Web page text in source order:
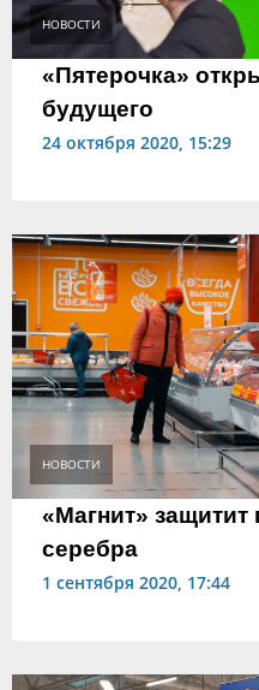
НОВОСТИ
«Пятерочка»
будущего
24 октября 2020, 15:29
НОВОСТИ
«Магнит» защитит
серебра
1 сентября 2020, 17:44